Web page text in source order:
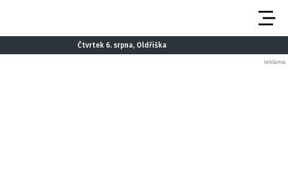
Čtvrtek 6. srpna, Oldřiška